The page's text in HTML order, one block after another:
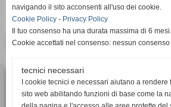
<< PRECEDENTE
ASD Calcio Femminile
via Bartolomeo Bianco 6, 16127
navigando il sito acconsenti all'uso dei cookie.
Cookie Policy - Privacy Policy
Il tuo consenso ha una durata massima di 6 mesi.
Cookie accettati nel consenso: nessun consenso
tecnici necessari
I cookie tecnici e necessari aiutano a rendere
sito web abilitando funzioni di base come la